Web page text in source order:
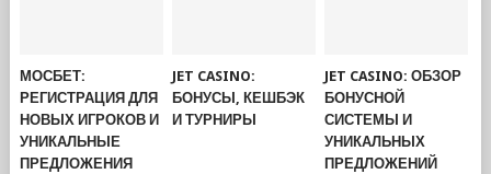
МОСБЕТ:
РЕГИСТРАЦИЯ ДЛЯ
НОВЫХ ИГРОКОВ И
УНИКАЛЬНЫЕ
ПРЕДЛОЖЕНИЯ
JET CASINO:
БОНУСЫ, КЕШБЭК
И ТУРНИРЫ
JET CASINO: ОБЗОР
БОНУСНОЙ
СИСТЕМЫ И
УНИКАЛЬНЫХ
ПРЕДЛОЖЕНИЙ